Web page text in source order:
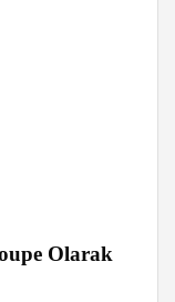
Olarak